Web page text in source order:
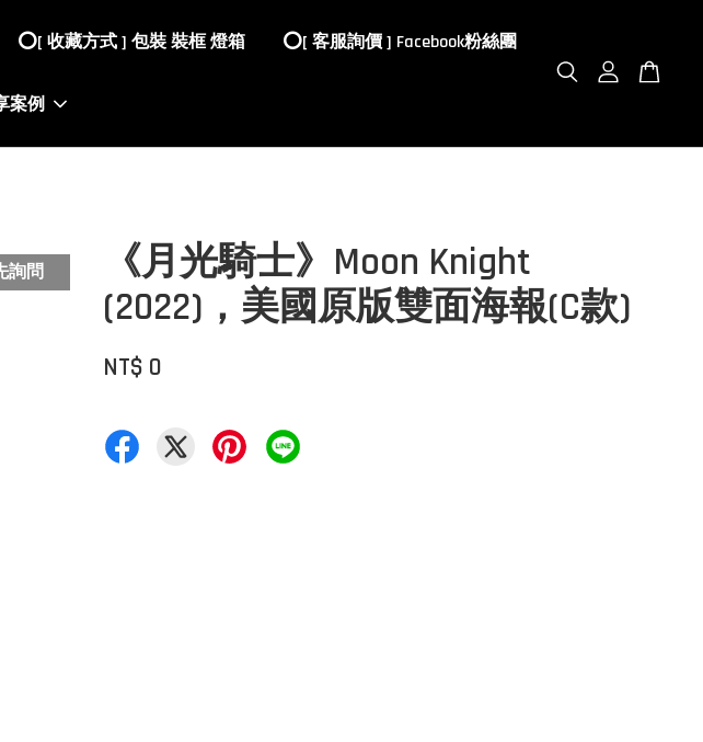
⭕️[ 收藏方式 ] 包裝 裝框 燈箱 ⭕️[ 客服詢價 ] Facebook粉絲團
案例
詢問
《月光騎士》Moon Knight
(2022)，美國原版雙面海報(C款)
NT$ 0